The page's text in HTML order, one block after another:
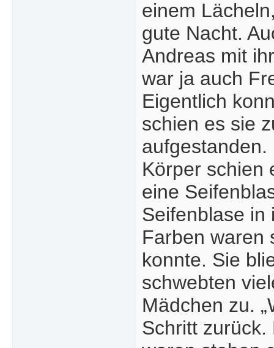
einem
gute Nacht.
Andreas mit
war ja auch
Eigentlich
schien es sie
Körper schien
eine
Seifenblase in
Farben waren
konnte. Sie
schwebten
Mädchen zu.
Schritt